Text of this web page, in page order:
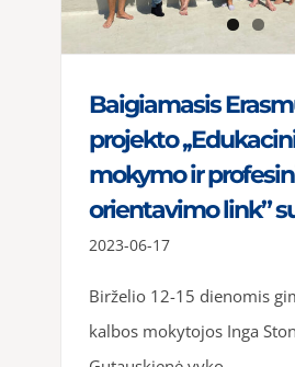
Baigiamasis
projekto
mokymo ir
orientavimo link”
2023-06-17
Birželio 12-15 dienomis
kalbos mokytojos Inga